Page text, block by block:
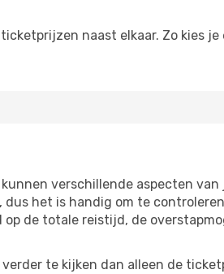
naast elkaar. Zo kies
verschillende aspecten van
dus het is handig om te
de totale reistijd, de
te kijken dan alleen de